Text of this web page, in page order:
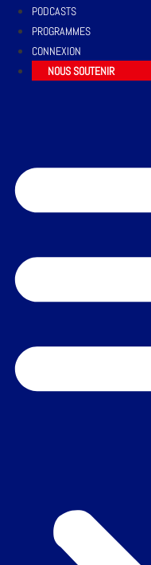
PODCASTS
PROGRAMMES
CONNEXION
NOUS SOUTENIR